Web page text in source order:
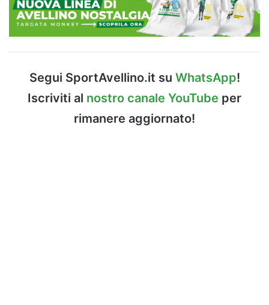
Segui SportAvellino.it su WhatsApp!
Iscriviti al nostro canale YouTube per
rimanere aggiornato!